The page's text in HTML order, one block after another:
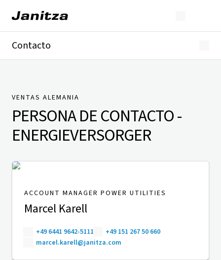
Contacto
Presse
VENTAS ALEMANIA
PERSONA DE CONTACTO-
ENERGIEVERSORGER
ACCOUNT MANAGER POWER UTILITIES
Marcel Karell
+49 6441 9642-5111
+49 151 267 50 660
marcel.karell@janitza.com